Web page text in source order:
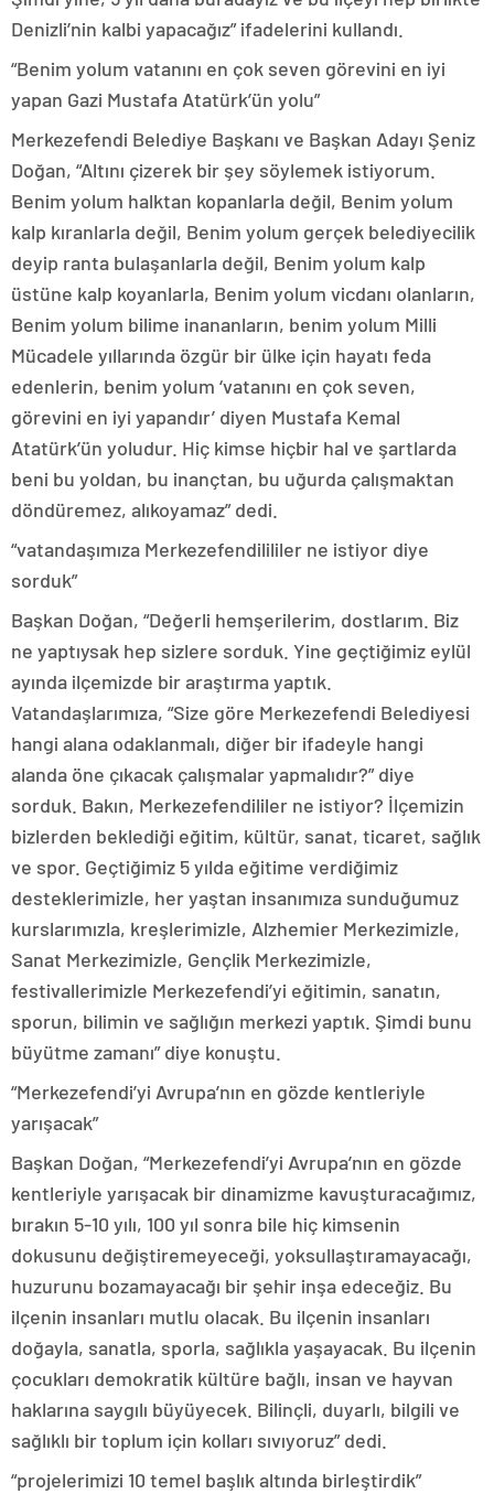
Denizli’nin kalbi yapacağız” ifadelerini kullandı.
“Benim yolum vatanını en çok seven görevini en iyi
yapan Gazi Mustafa Atatürk’ün yolu”
Merkezefendi Belediye Başkanı ve Başkan Adayı Şeniz
Doğan, “Altını çizerek bir şey söylemek istiyorum.
Benim yolum halktan kopanlarla değil, Benim yolum
kalp kıranlarla değil, Benim yolum gerçek belediyecilik
deyip ranta bulaşanlarla değil, Benim yolum kalp
üstüne kalp koyanlarla, Benim yolum vicdanı olanların,
Benim yolum bilime inananların, benim yolum Milli
Mücadele yıllarında özgür bir ülke için hayatı feda
edenlerin, benim yolum ‘vatanını en çok seven,
görevini en iyi yapandır’ diyen Mustafa Kemal
Atatürk’ün yoludur. Hiç kimse hiçbir hal ve şartlarda
beni bu yoldan, bu inançtan, bu uğurda çalışmaktan
döndüremez, alıkoyamaz” dedi.
“vatandaşımıza Merkezefendilililer ne istiyor diye
sorduk”
Başkan Doğan, “Değerli hemşerilerim, dostlarım. Biz
ne yaptıysak hep sizlere sorduk. Yine geçtiğimiz eylül
ayında ilçemizde bir araştırma yaptık.
Vatandaşlarımıza, “Size göre Merkezefendi Belediyesi
hangi alana odaklanmalı, diğer bir ifadeyle hangi
alanda öne çıkacak çalışmalar yapmalıdır?” diye
sorduk. Bakın, Merkezefendililer ne istiyor? İlçemizin
bizlerden beklediği eğitim, kültür, sanat, ticaret, sağlık
ve spor. Geçtiğimiz 5 yılda eğitime verdiğimiz
desteklerimizle, her yaştan insanımıza sunduğumuz
kurslarımızla, kreşlerimizle, Alzhemier Merkezimizle,
Sanat Merkezimizle, Gençlik Merkezimizle,
festivallerimizle Merkezefendi’yi eğitimin, sanatın,
sporun, bilimin ve sağlığın merkezi yaptık. Şimdi bunu
büyütme zamanı” diye konuştu.
“Merkezefendi’yi Avrupa’nın en gözde kentleriyle
yarışacak”
Başkan Doğan, “Merkezefendi’yi Avrupa’nın en gözde
kentleriyle yarışacak bir dinamizme kavuşturacağımız,
bırakın 5-10 yılı, 100 yıl sonra bile hiç kimsenin
dokusunu değiştiremeyeceği, yoksullaştıramayacağı,
huzurunu bozamayacağı bir şehir inşa edeceğiz. Bu
ilçenin insanları mutlu olacak. Bu ilçenin insanları
doğayla, sanatla, sporla, sağlıkla yaşayacak. Bu ilçenin
çocukları demokratik kültüre bağlı, insan ve hayvan
haklarına saygılı büyüyecek. Bilinçli, duyarlı, bilgili ve
sağlıklı bir toplum için kolları sıvıyoruz” dedi.
“projelerimizi 10 temel başlık altında birleştirdik”